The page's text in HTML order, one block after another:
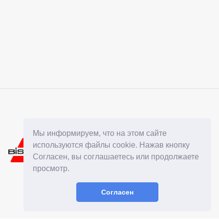
Мы информируем, что на этом сайте
используются файлы cookie. Нажав кнопку
Согласен, вы соглашаетесь или продолжаете
просмотр.
Согласен